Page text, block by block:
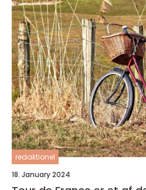
redaktionel
18. January 2024